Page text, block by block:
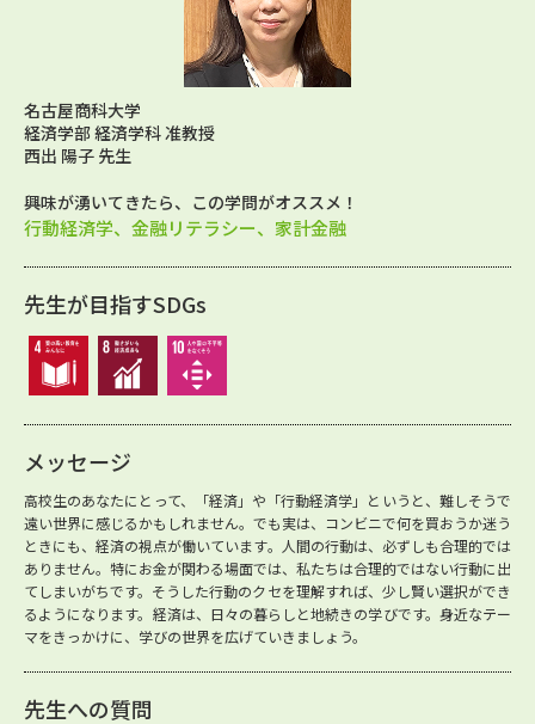
名古屋商科大学
経済学部 経済学科 准教授
西出 陽子 先生
興味が湧いてきたら、この学問がオススメ！
行動経済学、金融リテラシー、家計金融
先生が目指すSDGs
メッセージ
高校生のあなたにとって、「経済」や「行動経済学」というと、難しそうで
遠い世界に感じるかもしれません。でも実は、コンビニで何を買おうか迷う
ときにも、経済の視点が働いています。人間の行動は、必ずしも合理的では
ありません。特にお金が関わる場面では、私たちは合理的ではない行動に出
てしまいがちです。そうした行動のクセを理解すれば、少し賢い選択ができ
るようになります。経済は、日々の暮らしと地続きの学びです。身近なテー
マをきっかけに、学びの世界を広げていきましょう。
先生への質問